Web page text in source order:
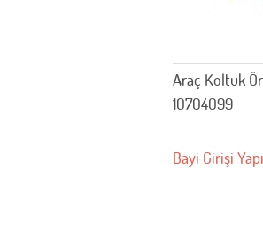
Araç Koltuk
10704099
Bayi Girişi